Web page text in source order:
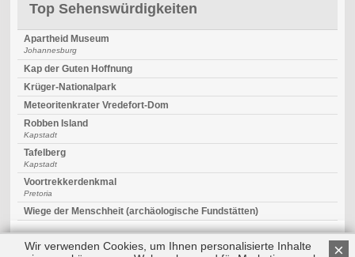
Top Sehenswürdigkeiten
Apartheid Museum
Johannesburg
Kap der Guten Hoffnung
Krüger-Nationalpark
Meteoritenkrater Vredefort-Dom
Robben Island
Kapstadt
Tafelberg
Kapstadt
Voortrekkerdenkmal
Pretoria
Wiege der Menschheit (archäologische Fundstätten)
×
Wir verwenden Cookies, um Ihnen personalisierte Inhalte